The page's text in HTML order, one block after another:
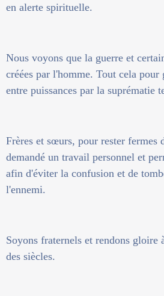
en alerte spirituelle.
Nous voyons que la guerre et
créées par l'homme. Tout cela pour
entre puissances par la suprématie
Frères et sœurs, pour rester fermes
demandé un travail personnel et
afin d'éviter la confusion et de
l'ennemi.
Soyons fraternels et rendons gloire
des siècles.